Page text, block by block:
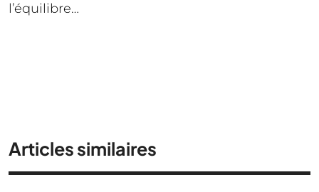
l’équilibre…
Articles similaires